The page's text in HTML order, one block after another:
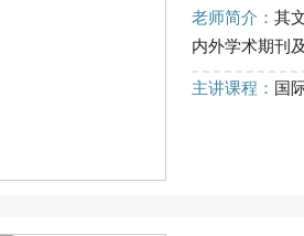
老师简介： 其
内外学术期刊
主讲课程： 国